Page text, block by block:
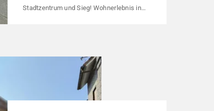
Stadtzentrum und Sieg! Wohnerlebnis in
überzeugt durch ihre moderne
Raumaufteilung und zahlreiche hochwertige
Ausstattungsmerkmale: Parkettboden in den